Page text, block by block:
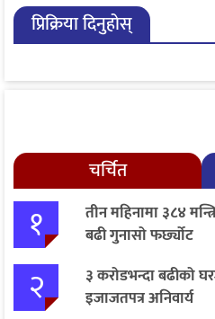
प्रिक्रिया दिनुहोस्
चर्चित
१
तीन महिनामा ३८४
बढी गुनासो फर्छ्योट
२
३ करोडभन्दा बढीको
इजाजतपत्र अनिवार्य